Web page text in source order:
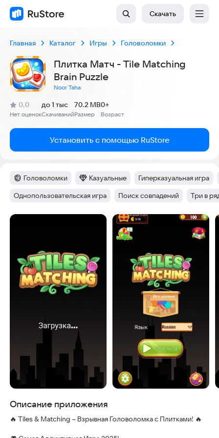
Скачать
Главная Каталог Игры Головоломки
Плитка Матч - Tile Matching
Brain Puzzle
Noor Taha
Рейтинг:
0,0
(
Нет оценок
)
Скачиваний
до 1 тыс
Размер
70.2 MB
Возраст
0+
Установить с помощью RuStore
Категория:
Головоломки Категория:
Казуальные Тег:
Гиперказуальная игра
Тег:
Однопользовательская игра Тег:
Поиск совпадений Тег:
Три в
Скриншоты
Описание приложения
🔥 Tiles & Matching – Взрывная Головоломка с Плитками! 🔥